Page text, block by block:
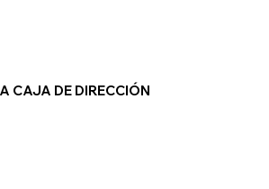
CAJA DE DIRECCIÓN